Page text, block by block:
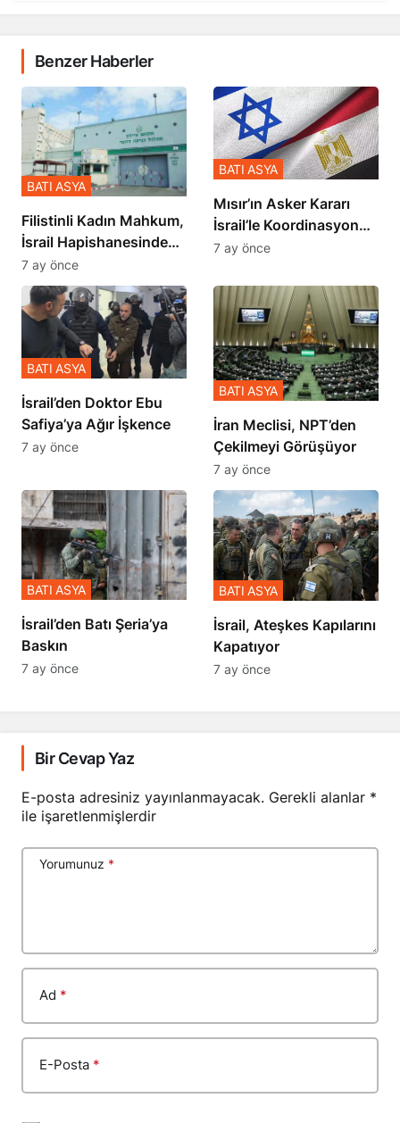
Benzer Haberler
Filistinli Kadın Mahkum,
İsrail Hapishanesindeki
Zulmü Anlattı
BATI ASYA
7 ay önce
Mısır’ın Asker Kararı
İsrail’le Koordinasyon
İçinde Gerçekleşmiş
BATI ASYA
7 ay önce
İsrail’den Doktor Ebu
Safiya’ya Ağır İşkence
BATI ASYA
7 ay önce
İran Meclisi, NPT’den
Çekilmeyi Görüşüyor
BATI ASYA
7 ay önce
​​​​​​​İsrail’den Batı Şeria’ya
Baskın
BATI ASYA
7 ay önce
İsrail, Ateşkes Kapılarını
Kapatıyor
BATI ASYA
7 ay önce
Bir Cevap Yaz
E-posta adresiniz yayınlanmayacak. Gerekli alanlar *
ile işaretlenmişlerdir
Yorumunuz *
Ad *
E-Posta *